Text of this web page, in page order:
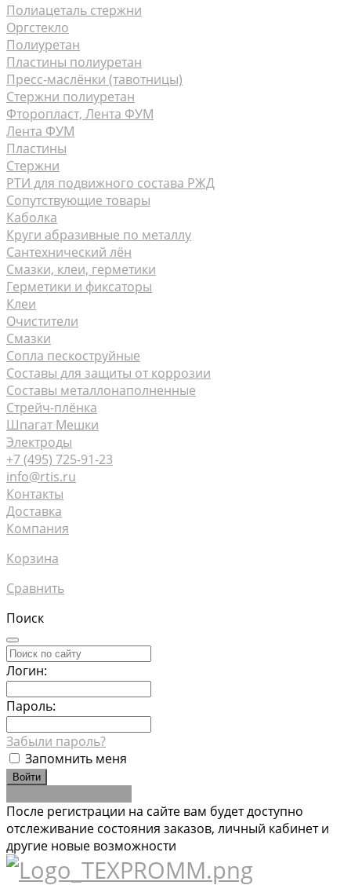
Полиацеталь стержни
Оргстекло
Полиуретан
Пластины полиуретан
Пресс-маслёнки (тавотницы)
Стержни полиуретан
Фторопласт, Лента ФУМ
Лента ФУМ
Пластины
Стержни
РТИ для подвижного состава РЖД
Сопутствующие товары
Каболка
Круги абразивные по металлу
Сантехнический лён
Смазки, клеи, герметики
Герметики и фиксаторы
Клеи
Очистители
Смазки
Сопла пескоструйные
Составы для защиты от коррозии
Составы металлонаполненные
Стрейч-плёнка
Шпагат Мешки
Электроды
+7 (495) 725-91-23
info@rtis.ru
Контакты
Доставка
Компания
Корзина
Сравнить
Поиск
Логин:
Пароль:
Забыли пароль?
Запомнить меня
После регистрации на сайте вам будет доступно
отслеживание состояния заказов, личный кабинет и
другие новые возможности